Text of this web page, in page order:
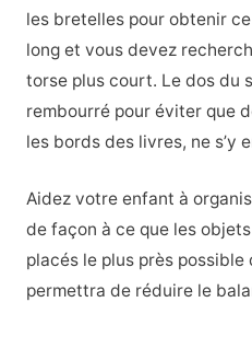
les bretelles pour obtenir
long et vous devez
torse plus court. Le dos du
rembourré pour éviter que
les bords des livres, ne s’y
Aidez votre enfant à
de façon à ce que les
placés le plus près
permettra de réduire le